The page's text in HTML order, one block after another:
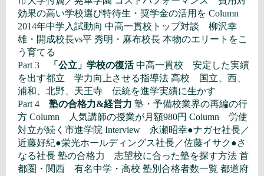
効果の高い学校選び特待生・奨学金の活用を Column
2014年中学入試動向 中高一貫校トップ対談 柳沢幸
雄・開成校長vs平 秀明・麻布校長 本物のエリートをこ
う育てる
Part 3
「公立」学校の復活中高一貫校 安定した実績
を出す都立 学力向上させる指導法 高校 国立、西、
浦和、北野、天王寺 伝統を進学実績に生かす
Part 4 塾の合格力&経営力 塾・予備校業界の再編の行
方 Column 人気講師の授業が月額980円 Column 労使
対立が続く市進学院 Interview 永瀬昭幸●ナガセ社長／
近藤好紀●栄光ホールディングス社長／佐藤イサク●さ
なる社長 塾の合格力 志望校に合った塾を探す方法 首
都圏・関西 有名中学・高校 塾別合格者数一覧 都道府